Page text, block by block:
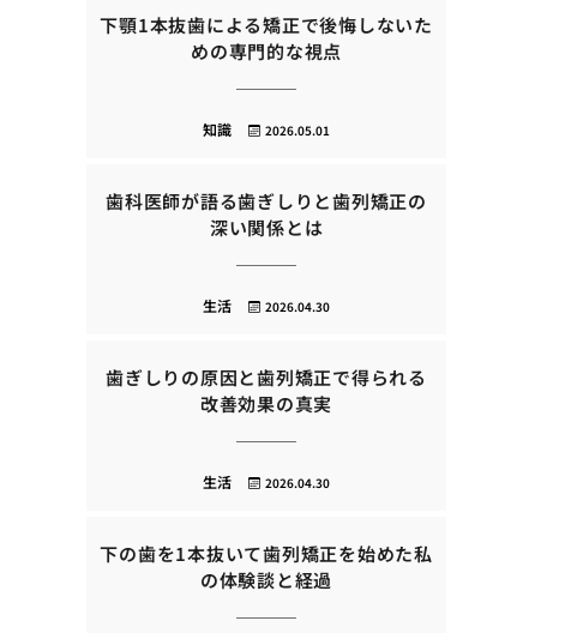
下顎1本抜歯による矯正で後悔しないた
めの専門的な視点
2026.05.01
知識
歯科医師が語る歯ぎしりと歯列矯正の
深い関係とは
2026.04.30
生活
歯ぎしりの原因と歯列矯正で得られる
改善効果の真実
2026.04.30
生活
下の歯を1本抜いて歯列矯正を始めた私
の体験談と経過